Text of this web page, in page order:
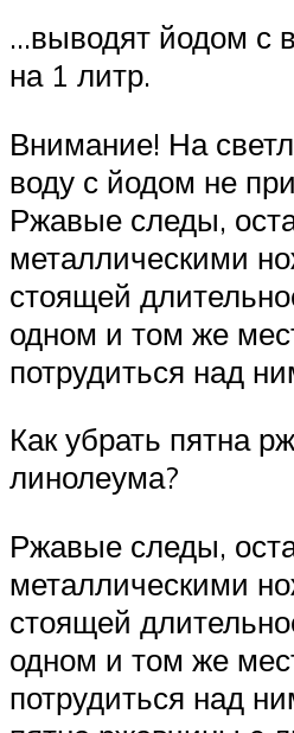
…выводят йодом с
на 1 литр.
Внимание! На
воду с йодом не
Ржавые следы,
металлическими
стоящей
одном и том же
потрудиться над
Как убрать пятна
линолеума?
Ржавые следы,
металлическими
стоящей
одном и том же
потрудиться над